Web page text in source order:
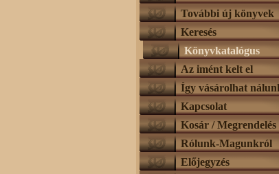
További új könyvek
Keresés
Könyvkatalógus
Az imént kelt el
Így vásárolhat
Kapcsolat
Kosár / Megrendelés
Rólunk-Magunkról
Előjegyzés